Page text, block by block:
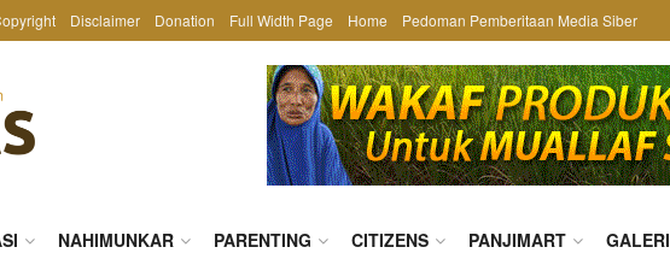
Disclaimer Donation Full Width Page Home Pedoman Pemberitaan Media Siber
NAHIMUNKAR PARENTING CITIZENS PANJIMART GALERI